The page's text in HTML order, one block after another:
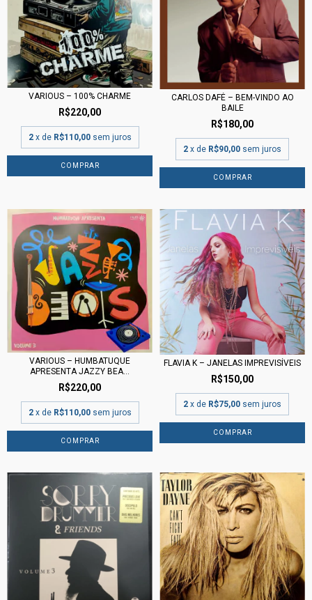
VARIOUS – 100% CHARME
R$220,00
2 x de R$110,00 sem juros
CARLOS DAFÉ – BEM-VINDO AO
BAILE
R$180,00
2 x de R$90,00 sem juros
VARIOUS – HUMBATUQUE
APRESENTA JAZZY BEA...
R$220,00
2 x de R$110,00 sem juros
FLAVIA K ‎– JANELAS IMPREVISÍVEIS
R$150,00
2 x de R$75,00 sem juros